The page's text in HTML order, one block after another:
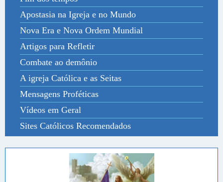
Apostasia na Igreja e no Mundo
Nova Era e Nova Ordem Mundial
Artigos para Refletir
Combate ao demônio
A igreja Católica e as Seitas
Mensagens Proféticas
Vídeos em Geral
Sites Católicos Recomendados